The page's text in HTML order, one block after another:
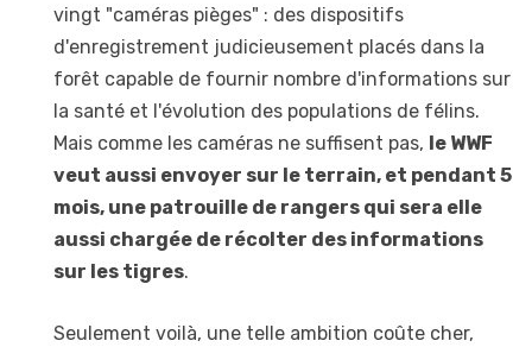
vingt "caméras pièges" : des dispositifs
d'enregistrement judicieusement placés dans la
forêt capable de fournir nombre d'informations sur
la santé et l'évolution des populations de félins.
Mais comme les caméras ne suffisent pas, le WWF
veut aussi envoyer sur le terrain, et pendant 5
mois, une patrouille de rangers qui sera elle
aussi chargée de récolter des informations
sur les tigres.
Seulement voilà, une telle ambition coûte cher,